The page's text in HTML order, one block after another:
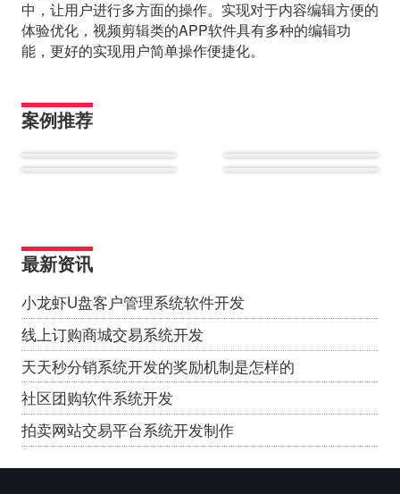
中，让用户进行多方面的操作。实现对于内容编辑方便的
体验优化，视频剪辑类的APP软件具有多种的编辑功
能，更好的实现用户简单操作便捷化。
案例推荐
最新资讯
小龙虾U盘客户管理系统软件开发
线上订购商城交易系统开发
天天秒分销系统开发的奖励机制是怎样的
社区团购软件系统开发
拍卖网站交易平台系统开发制作